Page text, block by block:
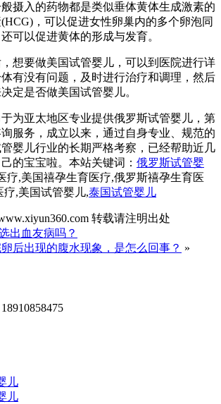
摄入的药物都是类似垂体黄体生成激素的
，可以促进女性卵巢内的多个卵泡同
可以促进黄体的形成与发育。
想要做美国试管婴儿，可以到医院进行详
有没有问题，及时进行治疗和调理，然后
定是否做美国试管婴儿。
为亚太地区专业提供俄罗斯试管婴儿，第
服务，成立以来，通过自身专业、规范的
婴儿行业的长期严格考察，已经帮助近几
的宝宝啦。本站关键词： 俄罗斯试管婴
疗,美国禧孕生育医疗,俄罗斯禧孕生育医
,美国试管婴儿,泰国试管婴儿
转载请注明出处
出血友病吗？
后出现的腹水现象，是怎么回事？ »
儿
儿